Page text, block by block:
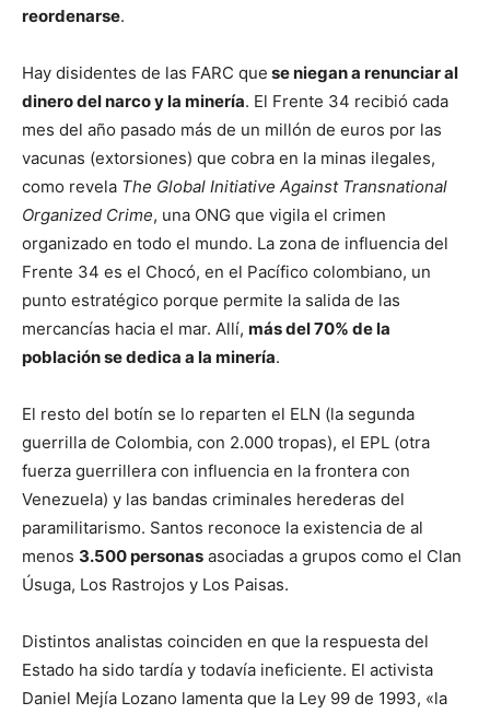
reordenarse.
Hay disidentes de las FARC que se niegan a renunciar al
dinero del narco y la minería. El Frente 34 recibió cada
mes del año pasado más de un millón de euros por las
vacunas (extorsiones) que cobra en la minas ilegales,
como revela The Global Initiative Against Transnational
Organized Crime, una ONG que vigila el crimen
organizado en todo el mundo. La zona de influencia del
Frente 34 es el Chocó, en el Pacífico colombiano, un
punto estratégico porque permite la salida de las
mercancías hacia el mar. Allí, más del 70% de la
población se dedica a la minería.
El resto del botín se lo reparten el ELN (la segunda
guerrilla de Colombia, con 2.000 tropas), el EPL (otra
fuerza guerrillera con influencia en la frontera con
Venezuela) y las bandas criminales herederas del
paramilitarismo. Santos reconoce la existencia de al
menos 3.500 personas asociadas a grupos como el Clan
Úsuga, Los Rastrojos y Los Paisas.
Distintos analistas coinciden en que la respuesta del
Estado ha sido tardía y todavía ineficiente. El activista
Daniel Mejía Lozano lamenta que la Ley 99 de 1993, «la